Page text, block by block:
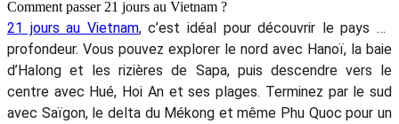
Comment passer 21 jours au Vietnam ?
21 jours au Vietnam, c’est idéal pour découvrir le pays en
profondeur. Vous pouvez explorer le nord avec Hanoï, la baie
d’Halong et les rizières de Sapa, puis descendre vers le
centre avec Hué, Hoi An et ses plages. Terminez par le sud
avec Saïgon, le delta du Mékong et même Phu Quoc pour un